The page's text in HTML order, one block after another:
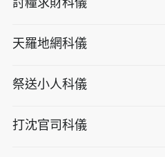
天羅地網科儀
祭送小人科儀
打沈官司科儀